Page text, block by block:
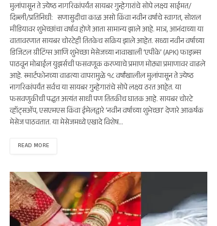
मुलांपासून ते ज्येष्ठ नागरिकांपर्यंत सायबर गुन्हेगारांचे सोपे लक्ष्य साईमत/
दिल्ली/प्रतिनिधी: सणासुदीचा काळ असो किंवा नवीन वर्षाचे स्वागत, सोशल
मीडियावर शुभेच्छांचा वर्षाव होणे आता सामान्य झाले आहे. मात्र, आनंदाच्या या
वातावरणात सायबर चोरटेही तितकेच सक्रिय झाले आहेत. सध्या नवीन वर्षाच्या
डिजिटल ग्रीटिंग्स आणि शुभेच्छा मेसेजच्या नावाखाली ‘एपीके’ (APK) फाइल्स
पाठवून मोबाईल युझर्सची फसवणूक करण्याचे प्रमाण मोठ्या प्रमाणावर वाढले
आहे. स्मार्टफोनच्या वाढत्या वापरामुळे १८ वर्षांखालील मुलांपासून ते ज्येष्ठ
नागरिकांपर्यंत सर्वच या सायबर गुन्हेगारांचे सोपे लक्ष्य ठरत आहेत. या
फसवणुकीची पद्धत अत्यंत साधी पण तितकीच घातक आहे. सायबर चोरटे
व्हॉट्सॲप, एसएमएस किंवा ईमेलद्वारे ‘नवीन वर्षाच्या शुभेच्छा’ देणारे आकर्षक
मेसेज पाठवतात. या मेसेजमध्ये एखादे विशेष…
READ MORE